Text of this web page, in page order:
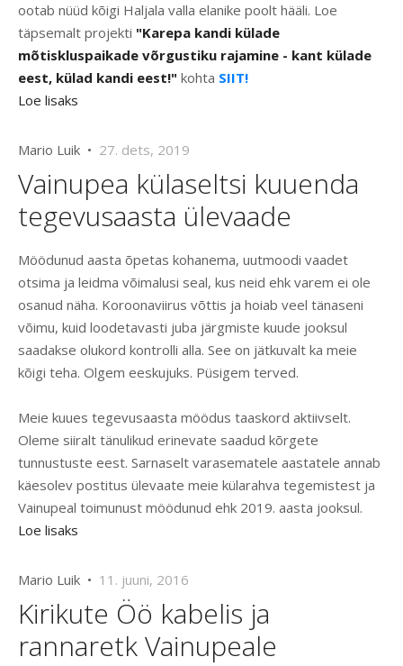
ootab nüüd kõigi Haljala valla elanike poolt hääli. Loe
täpsemalt projekti "Karepa kandi külade
mõtiskluspaikade võrgustiku rajamine - kant külade
eest, külad kandi eest!" kohta SIIT!
Loe lisaks
Mario Luik • 27. dets, 2019
Vainupea külaseltsi kuuenda
tegevusaasta ülevaade
Möödunud aasta õpetas kohanema, uutmoodi vaadet
otsima ja leidma võimalusi seal, kus neid ehk varem ei ole
osanud näha. Koroonaviirus võttis ja hoiab veel tänaseni
võimu, kuid loodetavasti juba järgmiste kuude jooksul
saadakse olukord kontrolli alla. See on jätkuvalt ka meie
kõigi teha. Olgem eeskujuks. Püsigem terved.
Meie kuues tegevusaasta möödus taaskord aktiivselt.
Oleme siiralt tänulikud erinevate saadud kõrgete
tunnustuste eest. Sarnaselt varasematele aastatele annab
käesolev postitus ülevaate meie külarahva tegemistest ja
Vainupeal toimunust möödunud ehk 2019. aasta jooksul.
Loe lisaks
Mario Luik • 11. juuni, 2016
Kirikute Öö kabelis ja
rannaretk Vainupeale